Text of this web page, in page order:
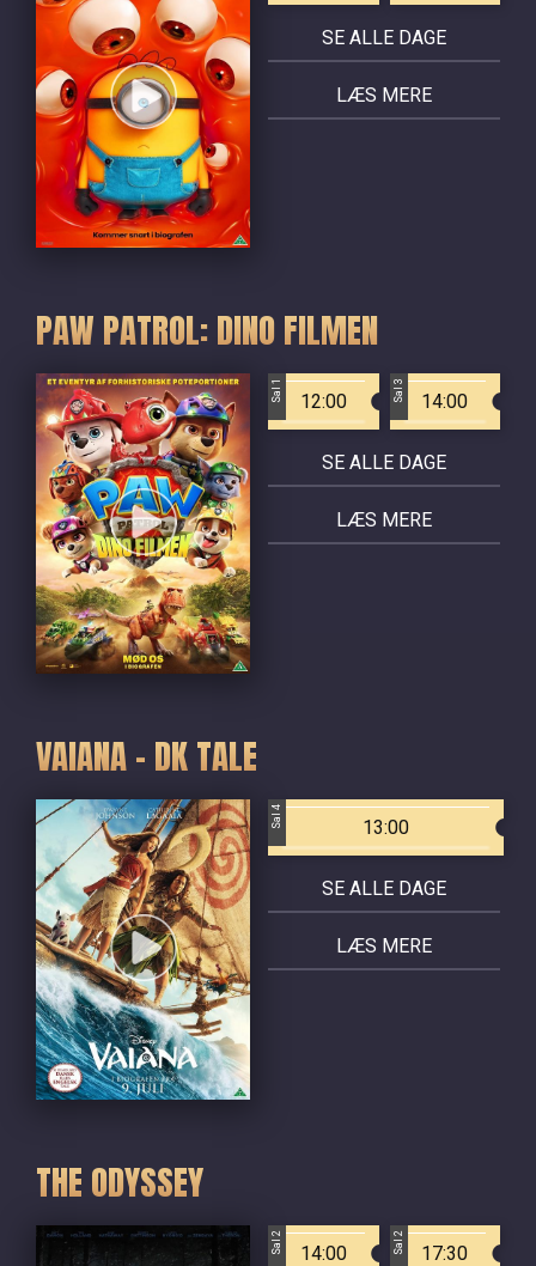
SE ALLE DAGE
LÆS MERE
PAW PATROL: DINO FILMEN
Sal 1 12:00 Sal 3 14:00
SE ALLE DAGE
LÆS MERE
VAIANA - DK TALE
Sal 4 13:00
SE ALLE DAGE
LÆS MERE
THE ODYSSEY
Sal 2 14:00 Sal 2 17:30